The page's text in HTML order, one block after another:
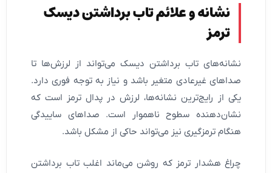
نشانه‌ و علائم تاب برداشتن دیسک
ترمز
نشانه‌های تاب برداشتن دیسک می‌تواند از لرزش‌ها تا
صداهای غیرعادی متغیر باشد و نیاز به توجه فوری دارد.
یکی از رایج‌ترین نشانه‌ها، لرزش در پدال ترمز است که
نشان‌دهنده سطوح ناهموار است. صداهای ساییدگی
هنگام ترمزگیری نیز می‌تواند حاکی از مشکل باشد.
چراغ هشدار ترمز که روشن می‌ماند اغلب تاب برداشتن